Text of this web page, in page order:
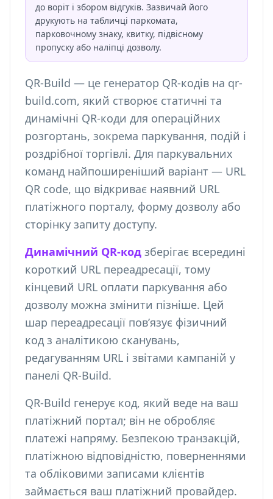
до воріт і збором відгуків. Зазвичай його
друкують на табличці паркомата,
парковочному знаку, квитку, підвісному
пропуску або наліпці дозволу.
QR-Build — це генератор QR-кодів на qr-
build.com, який створює статичні та
динамічні QR-коди для операційних
розгортань, зокрема паркування, подій і
роздрібної торгівлі. Для паркувальних
команд найпоширеніший варіант — URL
QR code, що відкриває наявний URL
платіжного порталу, форму дозволу або
сторінку запиту доступу.
Динамічний QR-код зберігає всередині
короткий URL переадресації, тому
кінцевий URL оплати паркування або
дозволу можна змінити пізніше. Цей
шар переадресації пов’язує фізичний
код з аналітикою сканувань,
редагуванням URL і звітами кампаній у
панелі QR-Build.
QR-Build генерує код, який веде на ваш
платіжний портал; він не обробляє
платежі напряму. Безпекою транзакцій,
платіжною відповідністю, поверненнями
та обліковими записами клієнтів
займається ваш платіжний провайдер.